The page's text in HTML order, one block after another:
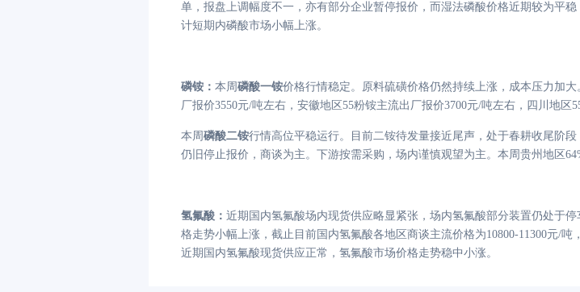
单，报盘上调幅度不一，亦有部分企业暂停报价，而湿法磷酸价格近期较为平
计短期内磷酸市场小幅上涨。
磷铵： 本周 磷酸一铵价格行情稳定。原料硫磺价格仍然持续上涨，成本压力加
厂报价3550元/吨左右，安徽地区55粉铵主流出厂报价3700元/吨左右，四川地区
本周 磷酸二铵行情高位平稳运行。目前二铵待发量接近尾声，处于春耕收尾阶
仍旧停止报价，商谈为主。下游按需采购，场内谨慎观望为主。本周贵州地区
氢氟酸： 近期国内氢氟酸场内现货供应略显紧张，场内氢氟酸部分装置仍处于
格走势小幅上涨，截止目前国内氢氟酸各地区商谈主流价格为10800-11300元/
近期国内氢氟酸现货供应正常，氢氟酸市场价格走势稳中小涨。